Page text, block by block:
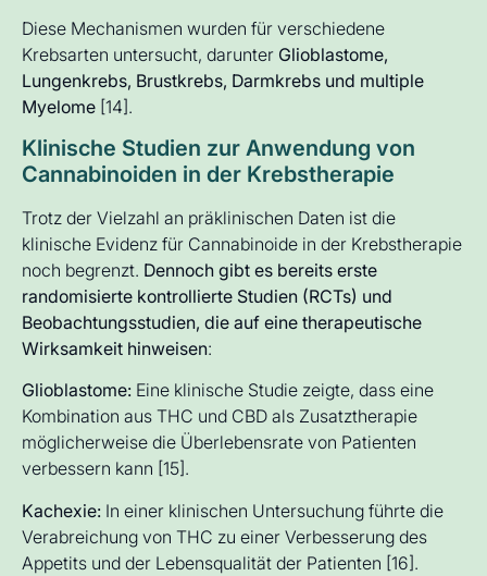
Diese Mechanismen wurden für verschiedene
Krebsarten untersucht, darunter Glioblastome,
Lungenkrebs, Brustkrebs, Darmkrebs und multiple
Myelome [14].
Klinische Studien zur Anwendung von
Cannabinoiden in der Krebstherapie
Trotz der Vielzahl an präklinischen Daten ist die
klinische Evidenz für Cannabinoide in der Krebstherapie
noch begrenzt. Dennoch gibt es bereits erste
randomisierte kontrollierte Studien (RCTs) und
Beobachtungsstudien, die auf eine therapeutische
Wirksamkeit hinweisen:
Glioblastome: Eine klinische Studie zeigte, dass eine
Kombination aus THC und CBD als Zusatztherapie
möglicherweise die Überlebensrate von Patienten
verbessern kann [15].
Kachexie: In einer klinischen Untersuchung führte die
Verabreichung von THC zu einer Verbesserung des
Appetits und der Lebensqualität der Patienten [16].